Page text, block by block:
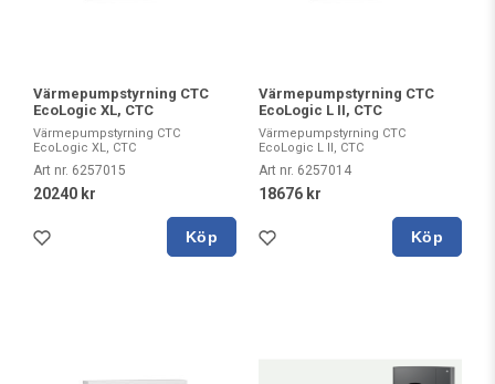
Värmepumpstyrning CTC
EcoLogic XL, CTC
Värmepumpstyrning CTC
EcoLogic XL, CTC
Art nr. 6257015
20240 kr
Köp
Värmepumpstyrning CTC
EcoLogic L II, CTC
Värmepumpstyrning CTC
EcoLogic L II, CTC
Art nr. 6257014
18676 kr
Köp